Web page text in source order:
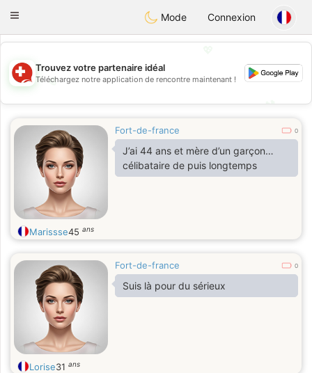
Suissi
Toggle
Mode Connexion
💖
💕
Trouvez votre partenaire idéal
Téléchargez notre application de rencontre maintenant !
Fort-de-france 0
J’ai 44 ans et mère d’un garçon…
célibataire de puis longtemps
Marissse45 ans
Fort-de-france 0
Suis là pour du sérieux
Lorise31 ans